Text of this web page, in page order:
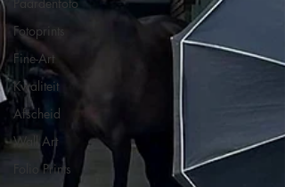
Fotoprints
Fine-Art
Kwaliteit
Afscheid
Wall Art
Folio Prints